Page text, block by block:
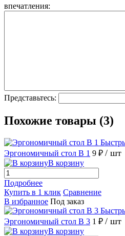
впечатления:
Представьтесь:
Похожие товары (3)
Эргономичный стол В 1 9 ₽ / шт
В корзину
Подробнее
Купить в 1 клик Сравнение
В избранное Под заказ
Эргономичный стол В 3 1 ₽ / шт
В корзину